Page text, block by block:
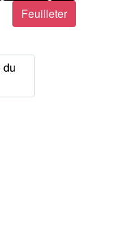
Feuilleter